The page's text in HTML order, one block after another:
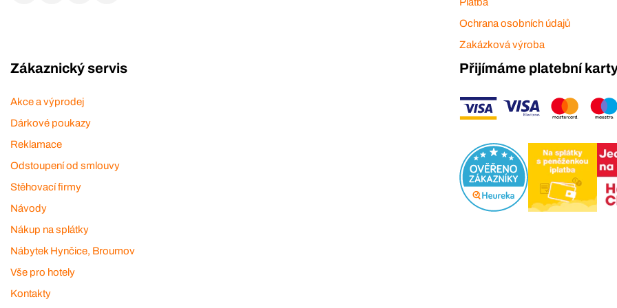
Ochrana osobních údajů
Zakázková výroba
Zákaznický servis
Akce a výprodej
Dárkové poukazy
Reklamace
Odstoupení od smlouvy
Stěhovací firmy
Návody
Nákup na splátky
Nábytek Hynčice, Broumov
Vše pro hotely
Kontakty
Přijímáme platební